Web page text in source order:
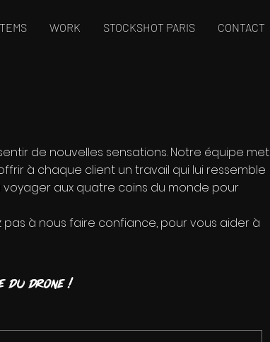
WORK STOCKSHOT PARIS CONTACT
de nouvelles sensations. Notre équipe met
à chaque client un travail qui lui ressemble
voyager aux quatre coins du monde pour
pas à nous faire confiance, pour vous aider à
du drone !